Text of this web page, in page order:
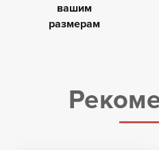
вашим
размерам